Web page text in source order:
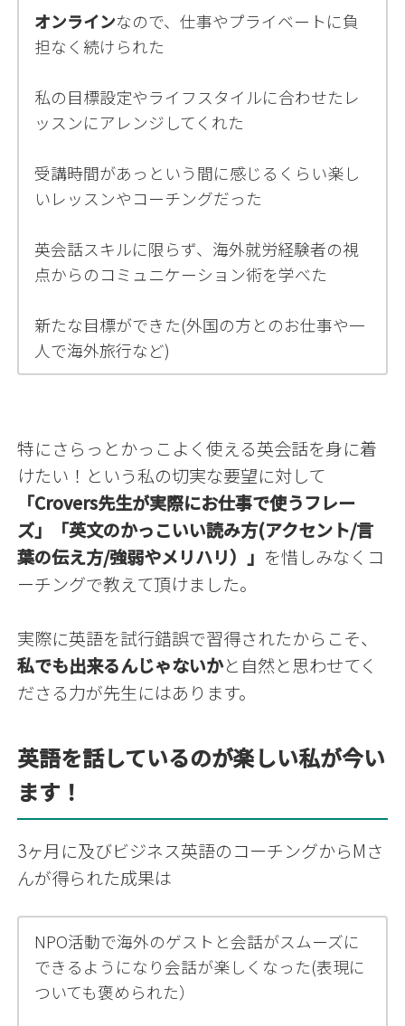
オンラインなので、仕事やプライベートに負
担なく続けられた
私の目標設定やライフスタイルに合わせたレ
ッスンにアレンジしてくれた
受講時間があっという間に感じるくらい楽し
いレッスンやコーチングだった
英会話スキルに限らず、 海外就労経験者の視
点からのコミュニケーション術を学べた
新たな目標ができた(外国の方とのお仕事や一
人で海外旅行など)
特にさらっとかっこよく使える英会話を身に着
けたい！ という私の切実な要望に対して
「Crovers先生が実際にお仕事で使うフレー
ズ」「英文のかっこいい読み方(アクセント/言
葉の伝え方/強弱やメリハリ）」 を惜しみなくコ
ーチングで教えて頂けました。
実際に英語を試行錯誤で習得されたからこそ、
私でも出来るんじゃないかと自然と思わせてく
ださる力が先生にはあります。
英語を話しているのが楽しい私が今い
ます！
3ヶ月に及びビジネス英語のコーチングからMさ
んが得られた成果は
NPO活動で海外のゲストと会話がスムーズに
できるようになり会話が楽しくなった(表現に
ついても褒められた）